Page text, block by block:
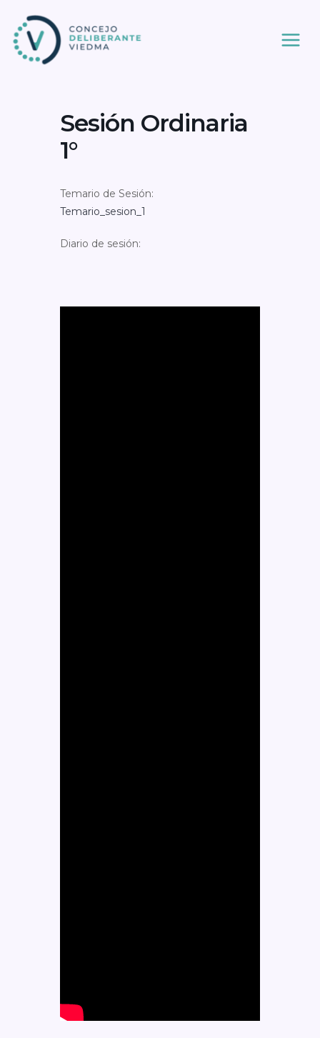
contenido
Sesión Ordinaria
1°
Temario de Sesión:
Temario_sesion_1
Diario de sesión: